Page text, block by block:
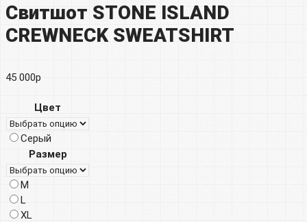
Свитшот STONE ISLAND
CREWNECK SWEATSHIRT
45 000р
Цвет
Серый
Размер
M
L
XL